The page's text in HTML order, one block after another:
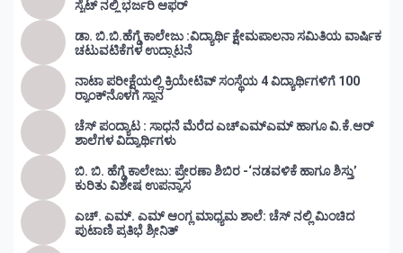
ಸೈಟ್ ನಲ್ಲಿ ಭರ್ಜರಿ ಆಫರ್
ಡಾ. ಬಿ.ಬಿ.ಹೆಗ್ಡೆ ಕಾಲೇಜು :ವಿದ್ಯಾರ್ಥಿ ಕ್ಷೇಮಪಾಲನಾ ಸಮಿತಿಯ ವಾರ್ಷಿಕ
ಚಟುವಟಿಕೆಗಳ ಉದ್ಘಾಟನೆ
ನಾಟಾ ಪರೀಕ್ಷೆಯಲ್ಲಿ ಕ್ರಿಯೇಟಿವ್ ಸಂಸ್ಥೆಯ 4 ವಿದ್ಯಾರ್ಥಿಗಳಿಗೆ 100
ರ‍್ಯಾಂಕ್‌ನೊಳಗೆ ಸ್ಥಾನ
ಚೆಸ್ ಪಂದ್ಯಾಟ : ಸಾಧನೆ ಮೆರೆದ ಎಚ್ಎಮ್ಎಮ್ ಹಾಗೂ ವಿ.ಕೆ.ಆರ್
ಶಾಲೆಗಳ ವಿದ್ಯಾರ್ಥಿಗಳು
ಬಿ. ಬಿ. ಹೆಗ್ಡೆ ಕಾಲೇಜು: ಪ್ರೇರಣಾ ಶಿಬಿರ -‘ನಡವಳಿಕೆ ಹಾಗೂ ಶಿಸ್ತು’
ಕುರಿತು ವಿಶೇಷ ಉಪನ್ಯಾಸ
ಎಚ್. ಎಮ್. ಎಮ್ ಆಂಗ್ಲ ಮಾಧ್ಯಮ ಶಾಲೆ: ಚೆಸ್ ನಲ್ಲಿ ಮಿಂಚಿದ
ಪುಟಾಣಿ ಪ್ರತಿಭೆ ಶ್ರೀನಿತ್